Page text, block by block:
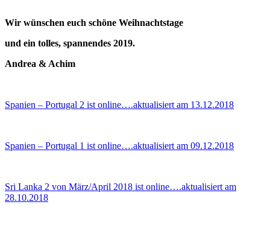
Wir wünschen euch schöne Weihnachtstage
und ein tolles, spannendes 2019.
Andrea & Achim
Spanien – Portugal 2 ist online….aktualisiert am 13.12.2018
Spanien – Portugal 1 ist online….aktualisiert am 09.12.2018
Sri Lanka 2 von März/April 2018 ist online….aktualisiert am
28.10.2018